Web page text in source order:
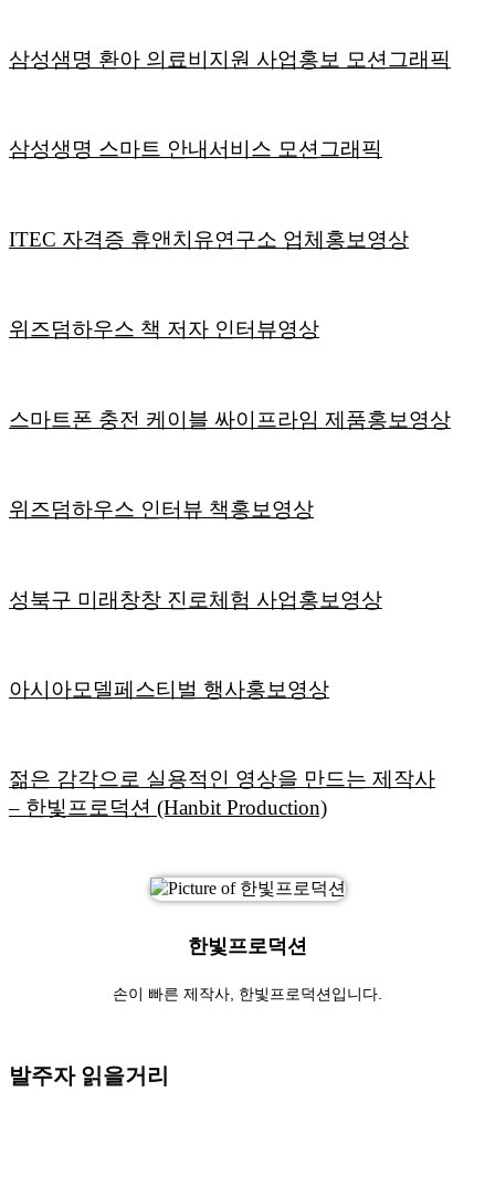
삼성샘명 환아 의료비지원 사업홍보 모션그래픽
삼성생명 스마트 안내서비스 모션그래픽
ITEC 자격증 휴앤치유연구소 업체홍보영상
위즈덤하우스 책 저자 인터뷰영상
스마트폰 충전 케이블 싸이프라임 제품홍보영상
위즈덤하우스 인터뷰 책홍보영상
성북구 미래창창 진로체험 사업홍보영상
아시아모델페스티벌 행사홍보영상
젊은 감각으로 실용적인 영상을 만드는 제작사
– 한빛프로덕션 (Hanbit Production)
한빛프로덕션
손이 빠른 제작사, 한빛프로덕션입니다.
발주자 읽을거리